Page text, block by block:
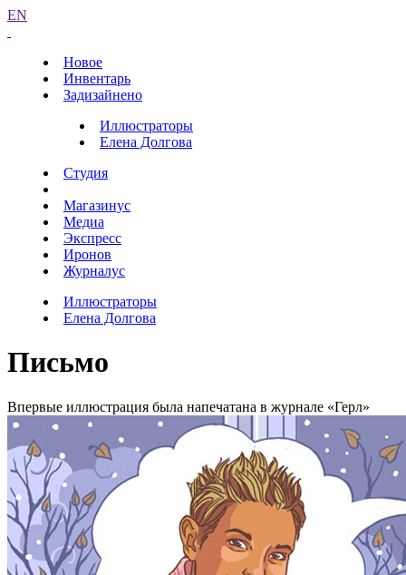
EN
Новое
Инвентарь
Задизайнено
Иллюстраторы
Елена Долгова
Студия
Магазинус
Медиа
Экспресс
Иронов
Журналус
Иллюстраторы
Елена Долгова
Письмо
Впервые иллюстрация была напечатана в журнале «Герл»